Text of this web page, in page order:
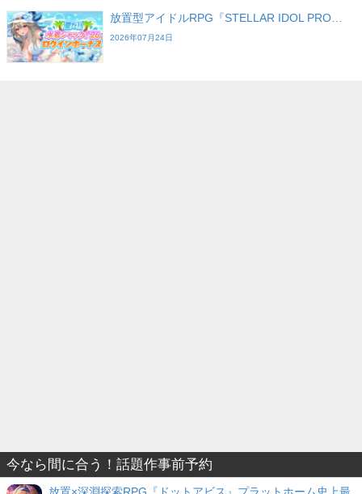
放置型アイドルRPG『STELLAR IDOL PRO…
2026年07月24日
今なら間に合う！話題作事前予約